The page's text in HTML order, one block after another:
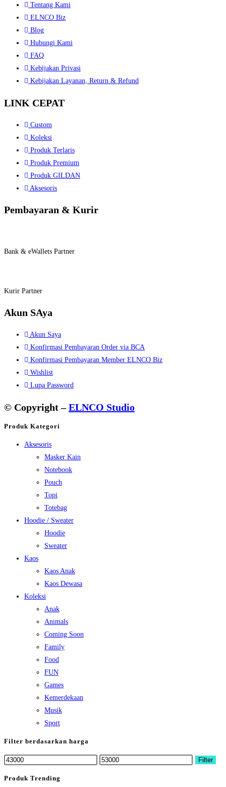
Tentang Kami
ELNCO Biz
Blog
Hubungi Kami
FAQ
Kebijakan Privasi
Kebijakan Layanan, Return & Refund
LINK CEPAT
Custom
Koleksi
Produk Terlaris
Produk Premium
Produk GILDAN
Aksesoris
Pembayaran & Kurir
Bank & eWallets Partner
Kurir Partner
Akun SAya
Akun Saya
Konfirmasi Pembayaran Order via BCA
Konfirmasi Pembayaran Member ELNCO Biz
Wishlist
Lupa Password
© Copyright –ELNCO Studio
Produk Kategori
Aksesoris
Masker Kain
Notebook
Pouch
Topi
Totebag
Hoodie / Sweater
Hoodie
Sweater
Kaos
Kaos Anak
Kaos Dewasa
Koleksi
Anak
Animals
Coming Soon
Family
Food
FUN
Games
Kemerdekaan
Musik
Sport
Filter berdasarkan harga
Min
Max
Filter
Produk Trending